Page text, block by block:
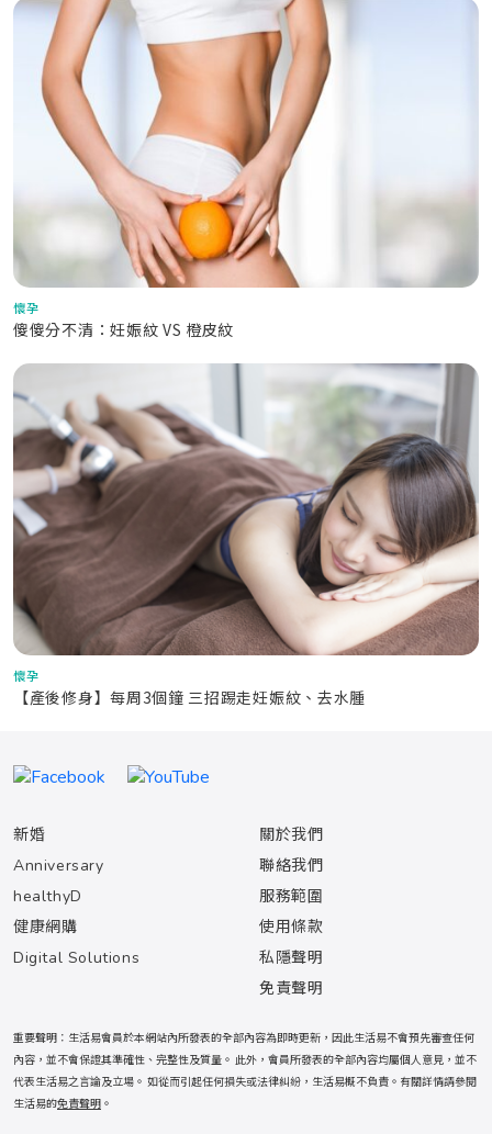
懷孕
傻傻分不清：妊娠紋 VS 橙皮紋
懷孕
【產後修身】每周3個鐘 三招踢走妊娠紋、去水腫
新婚
Anniversary
healthyD
健康網購
Digital Solutions
關於我們
聯絡我們
服務範圍
使用條款
私隱聲明
免責聲明
重要聲明：生活易會員於本網站內所發表的全部內容為即時更新，因此生活易不會預先審查任何
內容，並不會保證其準確性、完整性及質量。 此外，會員所發表的全部內容均屬個人意見，並不
代表生活易之言論及立場。 如從而引起任何損失或法律糾紛，生活易概不負責。有關詳情請參閱
生活易的免責聲明 。